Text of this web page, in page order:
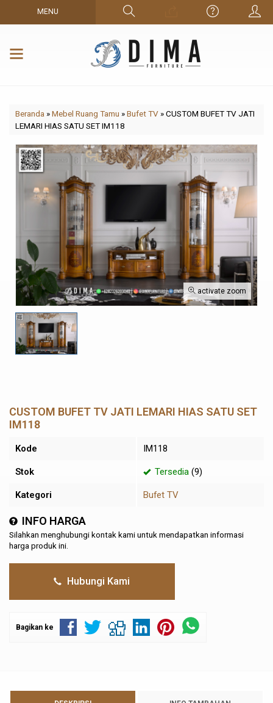
MENU
Beranda »Mebel Ruang Tamu »Bufet TV »CUSTOM BUFET TV JATI
LEMARI HIAS SATU SET IM118
activate zoom
CUSTOM BUFET TV JATI LEMARI HIAS SATU SET
IM118
Kode IM118
Stok Tersedia (9)
Kategori Bufet TV
INFO HARGA
Silahkan menghubungi kontak kami untuk mendapatkan informasi
harga produk ini.
Hubungi Kami
Bagikan ke